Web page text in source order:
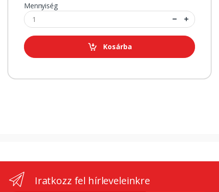
Mennyiség
Kosárba
Iratkozz fel hírleveleinkre